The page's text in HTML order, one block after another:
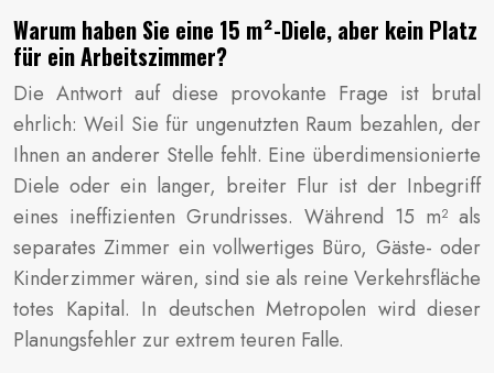
Warum haben Sie eine 15 m²-Diele, aber kein Platz
für ein Arbeitszimmer?
Die Antwort auf diese provokante Frage ist brutal
ehrlich: Weil Sie für ungenutzten Raum bezahlen, der
Ihnen an anderer Stelle fehlt. Eine überdimensionierte
Diele oder ein langer, breiter Flur ist der Inbegriff
eines ineffizienten Grundrisses. Während 15 m² als
separates Zimmer ein vollwertiges Büro, Gäste- oder
Kinderzimmer wären, sind sie als reine Verkehrsfläche
totes Kapital. In deutschen Metropolen wird dieser
Planungsfehler zur extrem teuren Falle.